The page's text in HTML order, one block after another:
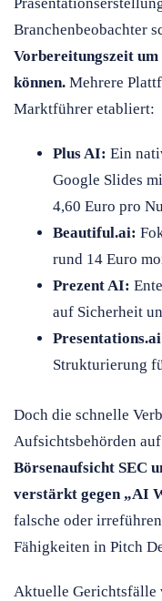
Branchenbeobachter
Vorbereitungszeit
können. Mehrere
Marktführer etabliert:
Plus AI: Ein
Google Slides
4,60 Euro pro
Beautiful.ai:
rund 14 Euro
Prezent AI:
auf Sicherheit
Strukturierung
Doch die schnelle
Aufsichtsbehörden
Börsenaufsicht SEC
verstärkt gegen „AI
falsche oder
Fähigkeiten in Pitch
Aktuelle Gerichtsfälle